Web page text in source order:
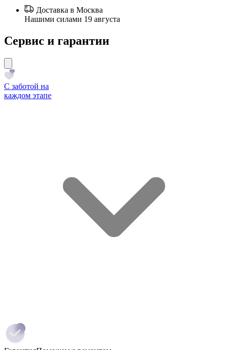
Доставка в Москва
Нашими силами 19 августа
Сервис и гарантии
С заботой на
каждом этапе